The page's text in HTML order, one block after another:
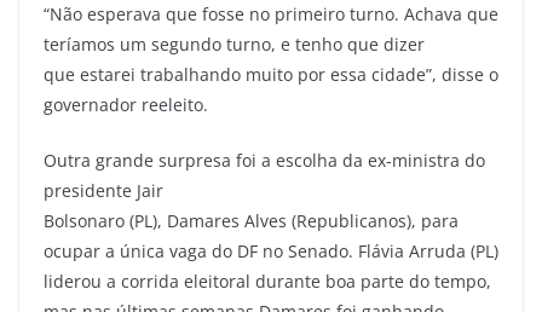
“Não esperava que fosse no primeiro turno. Achava que
teríamos um segundo turno, e tenho que dizer
que estarei trabalhando muito por essa cidade”, disse o
governador reeleito.
Outra grande surpresa foi a escolha da ex-ministra do
presidente Jair
Bolsonaro (PL), Damares Alves (Republicanos), para
ocupar a única vaga do DF no Senado. Flávia Arruda (PL)
liderou a corrida eleitoral durante boa parte do tempo,